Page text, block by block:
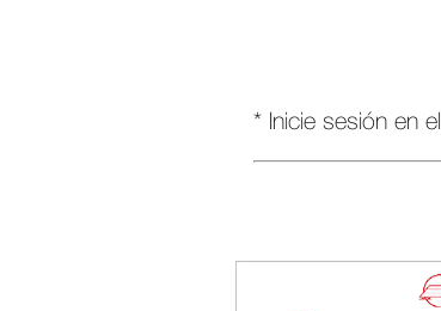
* Inicie sesión en el